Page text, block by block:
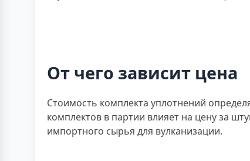
От чего зависит цена
Стоимость комплекта уплотнений
комплектов в партии влияет на цену за
импортного сырья для вулканизации.